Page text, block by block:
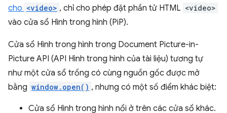
cho <video> , chỉ cho phép đặt phần tử HTML <video>
vào cửa sổ Hình trong hình (PiP).
Cửa sổ Hình trong hình trong Document Picture-in-
Picture API (API Hình trong hình của tài liệu) tương tự
như một cửa sổ trống có cùng nguồn gốc được mở
bằng window.open() , nhưng có một số điểm khác biệt:
Cửa sổ Hình trong hình nổi ở trên các cửa sổ khác.